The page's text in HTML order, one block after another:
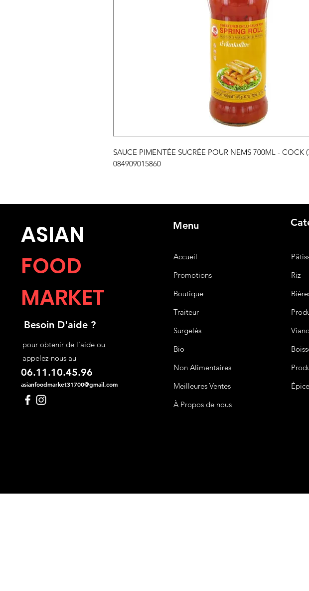
SAUCE PIMENTÉE SUCRÉE POUR NEMS 700ML - COCK
084909015860
ASIAN
FOOD
MARKET
Besoin D'aide ?
pour obtenir de l'aide ou
appelez-nous au
06.11.10.45.96
asianfoodmarket31700@gmail.com
Menu
Accueil
Promotions
Boutique
Traiteur
Surgelés
Bio
Non Alimentaires
Meilleures Ventes
À Propos de nous
Riz